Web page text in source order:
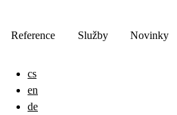
Reference Služby Novinky
cs
en
de